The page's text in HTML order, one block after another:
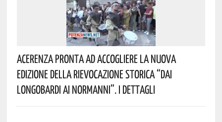
Acerenza Pronta Ad Accogliere La Nuova
Edizione Della Rievocazione Storica “Dai
Longobardi Ai Normanni”. I Dettagli